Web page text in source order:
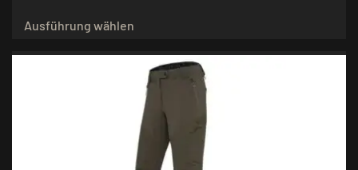
Ausführung wählen
mehrere
Varianten
auf.
Die
Optionen
können